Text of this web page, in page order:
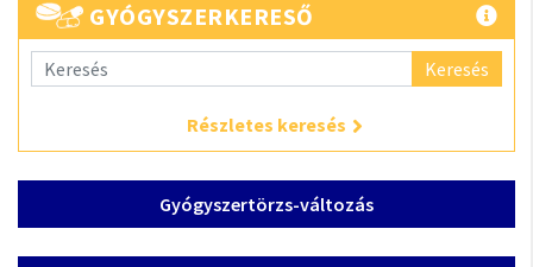
GYÓGYSZERKERESŐ
Keresés
Részletes keresés
Gyógyszertörzs-változás